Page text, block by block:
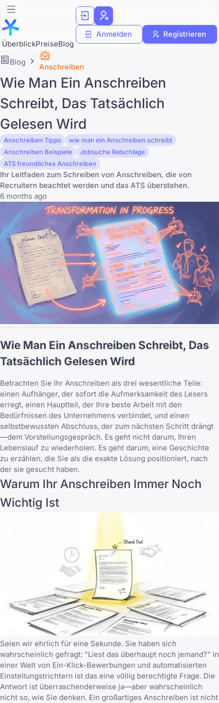
ÜberblickPreiseBlog
Anmelden Registrieren
Blog
Anschreiben
Wie Man Ein Anschreiben
Schreibt, Das Tatsächlich
Gelesen Wird
Anschreiben Tipps
wie man ein Anschreiben schreibt
Anschreiben Beispiele
Jobsuche Ratschläge
ATS freundliches Anschreiben
Ihr Leitfaden zum Schreiben von Anschreiben, die von
Recruitern beachtet werden und das ATS überstehen.
6 months ago
Wie Man Ein Anschreiben Schreibt, Das
Tatsächlich Gelesen Wird
Betrachten Sie Ihr Anschreiben als drei wesentliche Teile:
einen Aufhänger, der sofort die Aufmerksamkeit des Lesers
erregt, einen Hauptteil, der Ihre beste Arbeit mit den
Bedürfnissen des Unternehmens verbindet, und einen
selbstbewussten Abschluss, der zum nächsten Schritt drängt
—dem Vorstellungsgespräch. Es geht nicht darum, Ihren
Lebenslauf zu wiederholen. Es geht darum, eine Geschichte
zu erzählen, die Sie als die exakte Lösung positioniert, nach
der sie gesucht haben.
Warum Ihr Anschreiben Immer Noch
Wichtig Ist
Seien wir ehrlich für eine Sekunde. Sie haben sich
wahrscheinlich gefragt: "Liest das überhaupt noch jemand?" In
einer Welt von Ein-Klick-Bewerbungen und automatisierten
Einstellungstrichtern ist das eine völlig berechtigte Frage. Die
Antwort ist überraschenderweise ja—aber wahrscheinlich
nicht so, wie Sie denken. Ein großartiges Anschreiben ist nicht